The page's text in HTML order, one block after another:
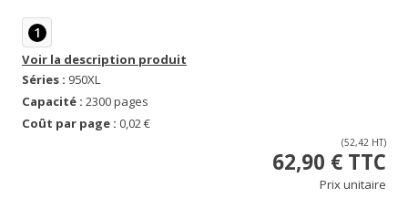
1
Voir la description produit
Séries : 950XL
Capacité : 2300 pages
Coût par page : 0,02 €
(52,42 HT)
62,90 € TTC
Prix unitaire